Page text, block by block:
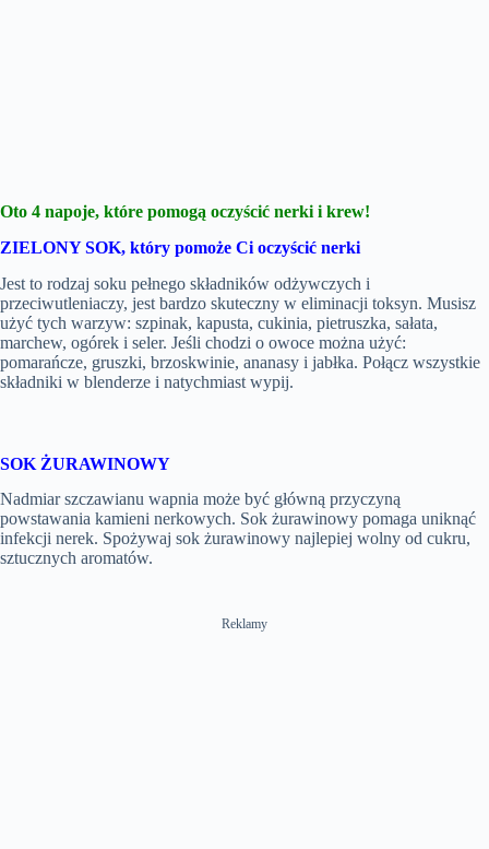
Oto 4 napoje, które pomogą oczyścić nerki i krew!
ZIELONY SOK, który pomoże Ci oczyścić nerki
Jest to rodzaj soku pełnego składników odżywczych i
przeciwutleniaczy, jest bardzo skuteczny w eliminacji toksyn. Musisz
użyć tych warzyw: szpinak, kapusta, cukinia, pietruszka, sałata,
marchew, ogórek i seler. Jeśli chodzi o owoce można użyć:
pomarańcze, gruszki, brzoskwinie, ananasy i jabłka. Połącz wszystkie
składniki w blenderze i natychmiast wypij.
SOK ŻURAWINOWY
Nadmiar szczawianu wapnia może być główną przyczyną
powstawania kamieni nerkowych. Sok żurawinowy pomaga uniknąć
infekcji nerek. Spożywaj sok żurawinowy najlepiej wolny od cukru,
sztucznych aromatów.
Reklamy